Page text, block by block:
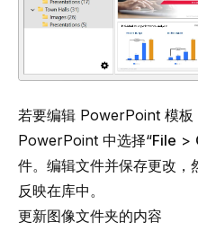
若要编辑 PowerPoint 模
PowerPoint 中选择“File >
件。编辑文件并保存更改，
反映在库中。
更新图像文件夹的内容